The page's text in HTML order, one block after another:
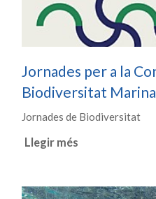
Jornades per a la
Biodiversitat
Jornades de Biodiversitat
Llegir més